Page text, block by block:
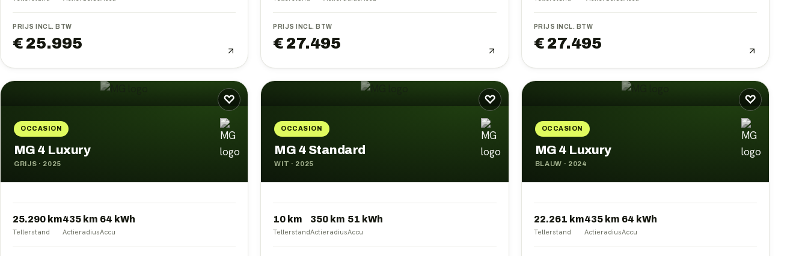
PRIJS INCL. BTW
€ 25.995
PRIJS INCL. BTW
€ 27.495
PRIJS INCL. BTW
€ 27.495
♡
OCCASION
MG 4 Luxury
GRIJS · 2025
25.290 km
Tellerstand
435 km
Actieradius
64 kWh
Accu
♡
OCCASION
MG 4 Standard
WIT · 2025
10 km
Tellerstand
350 km
Actieradius
51 kWh
Accu
♡
OCCASION
MG 4 Luxury
BLAUW · 2024
22.261 km
Tellerstand
435km
Actieradius
64 kWh
Accu